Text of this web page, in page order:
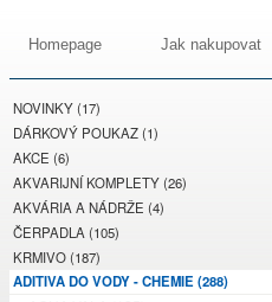
Homepage Jak nakupovat
NOVINKY (17)
DÁRKOVÝ POUKAZ (1)
AKCE (6)
AKVARIJNÍ KOMPLETY (26)
AKVÁRIA A NÁDRŽE (4)
ČERPADLA (105)
KRMIVO (187)
ADITIVA DO VODY - CHEMIE (288)